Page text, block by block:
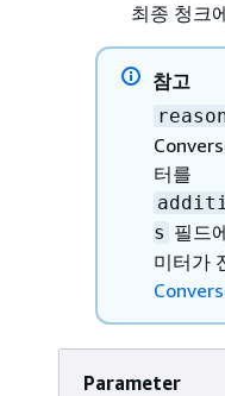
최종 청크
참고
터를
s 필드
미터가
Parameter